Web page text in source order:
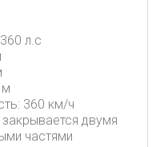
л.с
м
360 км/ч
двумя
частями